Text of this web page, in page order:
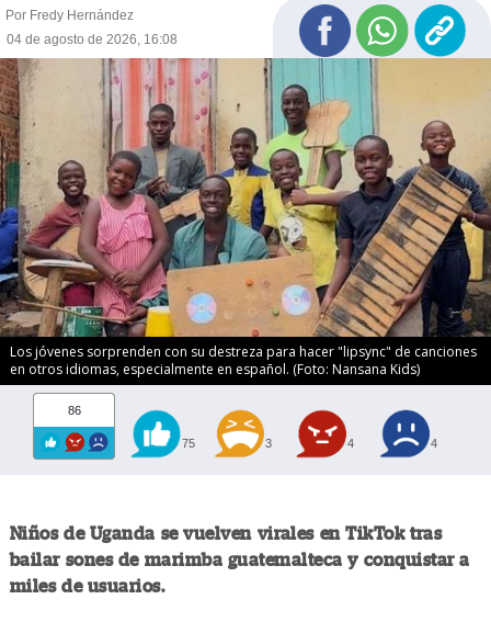
Por Fredy Hernández
04 de agosto de 2026, 16:08
Los jóvenes sorprenden con su destreza para hacer "lipsync" de canciones
en otros idiomas, especialmente en español. (Foto: Nansana Kids)
86
75 3 4 4
Niños de Uganda se vuelven virales en TikTok tras
bailar sones de marimba guatemalteca y conquistar a
miles de usuarios.